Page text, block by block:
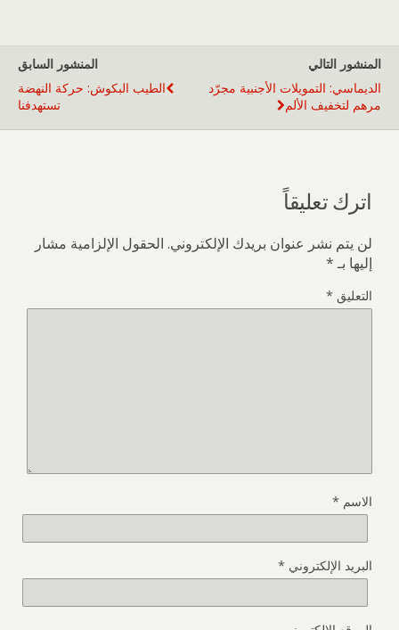
المنشور السابق
الطيب البكوش: حركة النهضة
تستهدفنا
المنشور التالي
الديماسي: التمويلات الأجنبية مجرّد
مرهم لتخفيف الألم
اترك تعليقاً
لن يتم نشر عنوان بريدك الإلكتروني. الحقول الإلزامية مشار
إليها بـ*
التعليق *
الاسم *
البريد الإلكتروني *